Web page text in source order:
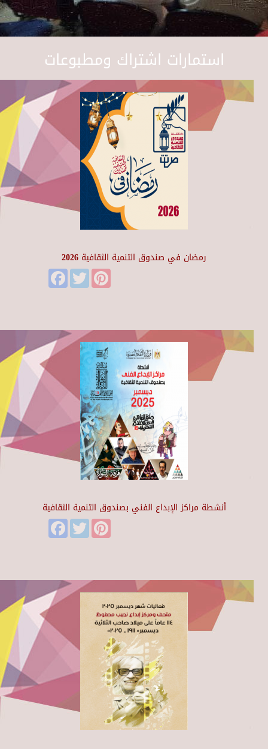
استمارات اشتراك ومطبوعات
رمضان في صندوق التنمية الثقافية 2026
FacebookTwitter
أنشطة مراكز الإبداع الفني بصندوق التنمية الثقافية
FacebookTwitter